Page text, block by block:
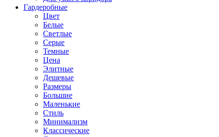
Гардеробные
Цвет
Белые
Светлые
Серые
Темные
Цена
Элитные
Дешевые
Размеры
Большие
Маленькие
Стиль
Минимализм
Классические